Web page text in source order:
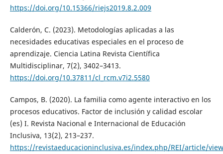
https://doi.org/10.15366/riejs2019.8.2.009
Calderón, C. (2023). Metodologías aplicadas a las
necesidades educativas especiales en el proceso de
aprendizaje. Ciencia Latina Revista Científica
Multidisciplinar, 7(2), 3402–3413.
https://doi.org/10.37811/cl_rcm.v7i2.5580
Campos, B. (2020). La familia como agente interactivo en los
procesos educativos. Factor de inclusión y calidad escolar
(es) I. Revista Nacional e Internacional de Educación
Inclusiva, 13(2), 213–237.
https://revistaeducacioninclusiva.es/index.php/REI/article/